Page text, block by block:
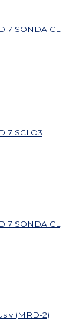
7 SONDA CL
7 SCLO3
7 SONDA CL
(MRD-2)